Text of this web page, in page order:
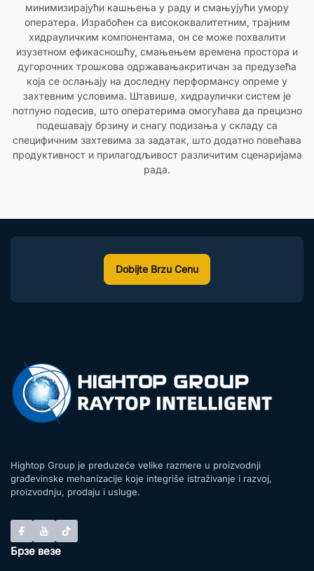
минимизирајући кашњења у раду и смањујући умору
оператера. Израбоћен са висококвалитетним, трајним
хидрауличким компонентама, он се може похвалити
изузетном ефикасношћу, смањењем времена простора и
дугорочних трошкова одржавањакритичан за предузећа
која се ослањају на доследну перформансу опреме у
захтевним условима. Штавише, хидраулички систем је
потпуно подесив, што оператерима омогућава да прецизно
подешавају брзину и снагу подизања у складу са
специфичним захтевима за задатак, што додатно повећава
продуктивност и прилагодљивост различитим сценаријама
рада.
Dobijte Brzu Cenu
Hightop Group je preduzeće velike razmere u proizvodnji
građevinske mehanizacije koje integriše istraživanje i razvoj,
proizvodnju, prodaju i usluge.
Брзе везе